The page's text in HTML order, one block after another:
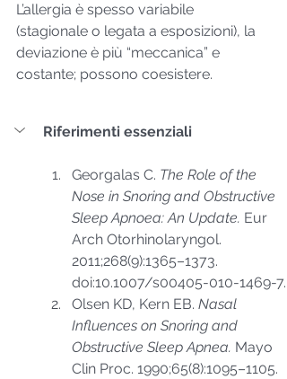
L’allergia è spesso variabile
(stagionale o legata a esposizioni), la
deviazione è più “meccanica” e
costante; possono coesistere.
Riferimenti essenziali
Georgalas C. The Role of the
Nose in Snoring and Obstructive
Sleep Apnoea: An Update. Eur
Arch Otorhinolaryngol.
2011;268(9):1365–1373.
doi:10.1007/s00405-010-1469-7.
Olsen KD, Kern EB. Nasal
Influences on Snoring and
Obstructive Sleep Apnea. Mayo
Clin Proc. 1990;65(8):1095–1105.